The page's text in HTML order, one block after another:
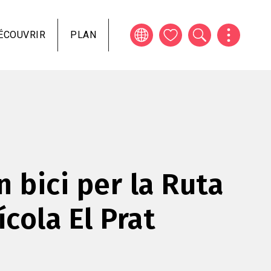
PLAN
bici per la Ruta
El Prat